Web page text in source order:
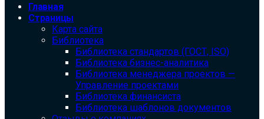
Главная
Страницы
Карта сайта
Библиотека
Библиотека cтандартов (ГОСТ, ISO)
Библиотека бизнес-аналитика
Библиотека менеджера проектов —
Управление проектами
Библиотека финансиста
Библиотека шаблонов документов